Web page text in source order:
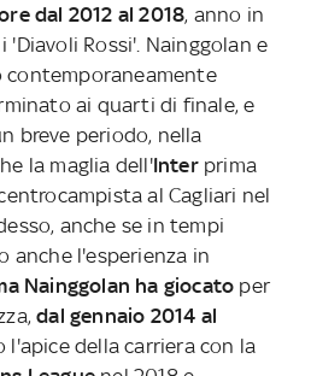
dal 2012 al 2018, anno in
Rossi'. Nainggolan e
contemporaneamente
ai quarti di finale, e
breve periodo, nella
la maglia dell'Interprima
al Cagliari nel
anche se in tempi
anche l'esperienza in
Nainggolan ha giocato per
dal gennaio 2014 al
l'apice della carriera con la